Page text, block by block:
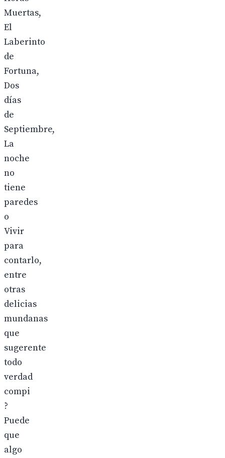
Muertas,
El
Laberinto
de
Fortuna,
Dos
días
de
Septiembre,
La
noche
no
tiene
paredes
o
Vivir
para
contarlo,
entre
otras
delicias
mundanas
que
sugerente
todo
verdad
compi
?
Puede
que
algo